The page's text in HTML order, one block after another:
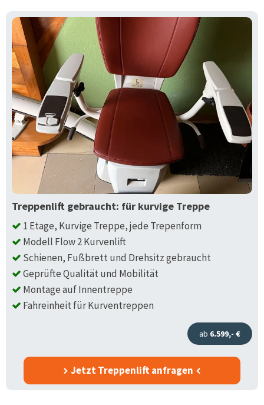
Treppenlift gebraucht: für kurvige Treppe
1 Etage, Kurvige Treppe, jede Trepenform
Modell Flow 2 Kurvenlift
Schienen, Fußbrett und Drehsitz gebraucht
Geprüfte Qualität und Mobilität
Montage auf Innentreppe
Fahreinheit für Kurventreppen
ab 6.599,- €
Jetzt Treppenlift anfragen